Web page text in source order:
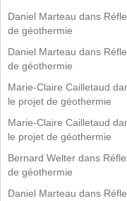
Daniel Marteau dans
de géothermie
Daniel Marteau dans
de géothermie
Marie-Claire Cailletaud
le projet de géothermie
Marie-Claire Cailletaud
le projet de géothermie
Bernard Welter dans
de géothermie
Daniel Marteau dans